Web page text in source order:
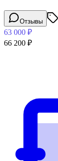
Отзывы
63 000 ₽
66 200 ₽